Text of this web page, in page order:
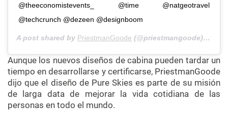
@theeconomistevents_ @time @natgeotravel
@techcrunch @dezeen @designboom
A post shared by PriestmanGoode (@priestmangoode) on
Aunque los nuevos diseños de cabina pueden tardar un
tiempo en desarrollarse y certificarse, PriestmanGoode
dijo que el diseño de Pure Skies es parte de su misión
de larga data de mejorar la vida cotidiana de las
personas en todo el mundo.